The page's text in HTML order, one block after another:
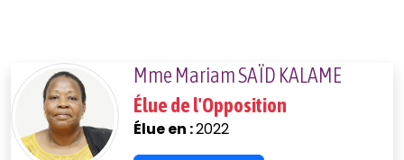
Mme Mariam SAÏD KALAME
Élue de l'Opposition
Élue en :2022